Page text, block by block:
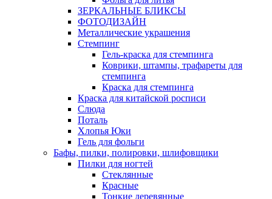
ЗЕРКАЛЬНЫЕ БЛИКСЫ
ФОТОДИЗАЙН
Металлические украшения
Стемпинг
Гель-краска для стемпинга
Коврики, штампы, трафареты для
стемпинга
Краска для стемпинга
Краска для китайской росписи
Слюда
Поталь
Хлопья Юки
Гель для фольги
Бафы, пилки, полировки, шлифовщики
Пилки для ногтей
Стеклянные
Красные
Тонкие деревянные